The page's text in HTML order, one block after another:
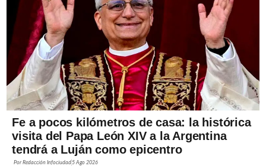
Fe a pocos kilómetros de casa: la histórica
visita del Papa León XIV a la Argentina
tendrá a Luján como epicentro
PorRedacción Infociudad5 Ago 2026